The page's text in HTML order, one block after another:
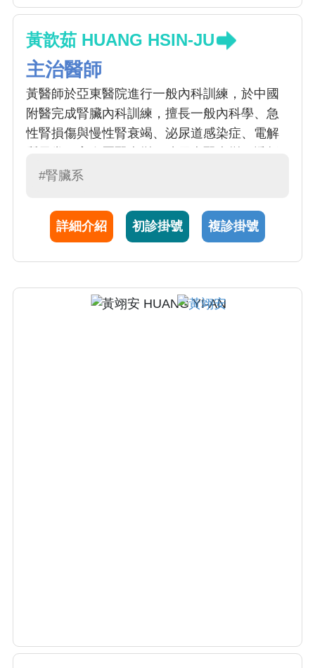
黃歆茹 HUANG HSIN-JU
主治醫師
黃醫師於亞東醫院進行一般內科訓練，於中國
附醫完成腎臟內科訓練，擅長一般內科學、急
性腎損傷與慢性腎衰竭、泌尿道感染症、電解
治療。
#腎臟系
詳細介紹 初診掛號 複診掛號